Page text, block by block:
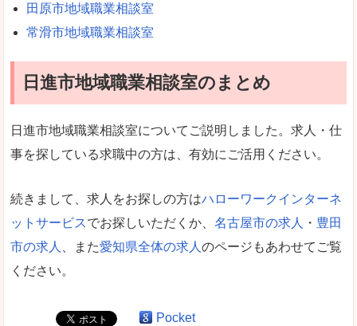
田原市地域職業相談室
常滑市地域職業相談室
日進市地域職業相談室のまとめ
日進市地域職業相談室についてご説明しました。求人・仕
事を探している求職中の方は、有効にご活用ください。
続きまして、求人をお探しの方はハローワークインターネ
ットサービスでお探しいただくか、 名古屋市の求人 ・ 豊田
市の求人
、また愛知県全体の求人 のページもあわせてご覧
ください。
Pocket